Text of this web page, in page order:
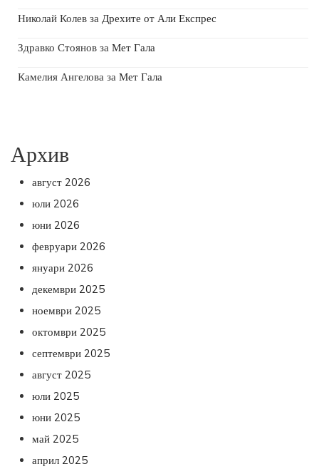
Николай Колев за Дрехите от Али Експрес
Здравко Стоянов за Мет Гала
Камелия Ангелова за Мет Гала
Архив
август 2026
юли 2026
юни 2026
февруари 2026
януари 2026
декември 2025
ноември 2025
октомври 2025
септември 2025
август 2025
юли 2025
юни 2025
май 2025
април 2025